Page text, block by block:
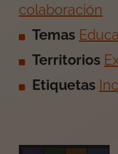
colaboración
Temas
Territorios
Etiquetas